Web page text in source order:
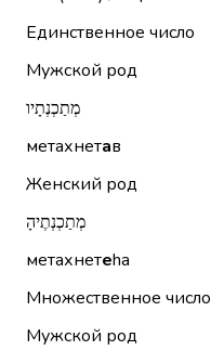
Единственное число
Мужской род
מְתַכְנְתָיו
метахнетав
Женский род
מְתַכְנְתֶיהָ
метахнетеhа
Множественное число
Мужской род